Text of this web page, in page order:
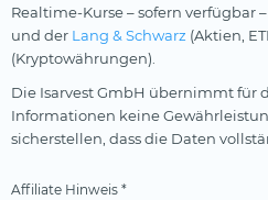
Realtime-Kurse – sofern verfügbar
und der Lang & Schwarz (Aktien,
(Kryptowährungen).
Die Isarvest GmbH übernimmt für
Informationen keine
sicherstellen, dass die Daten
Affiliate Hinweis *